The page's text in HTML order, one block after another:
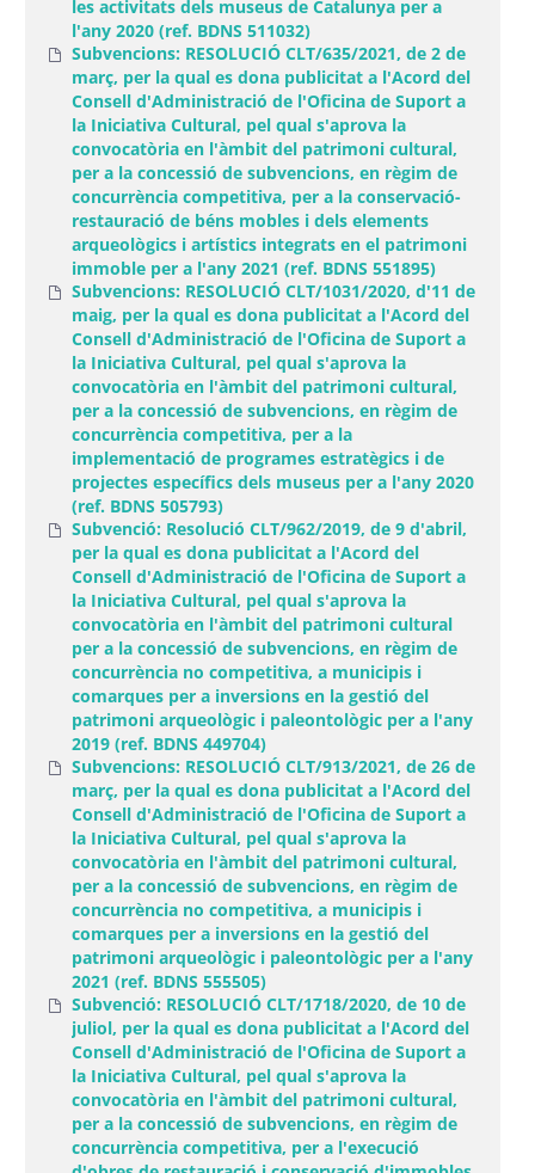
les activitats dels museus de Catalunya per a
l'any 2020 (ref. BDNS 511032)
Subvencions: RESOLUCIÓ CLT/635/2021, de 2 de
març, per la qual es dona publicitat a l'Acord del
Consell d'Administració de l'Oficina de Suport a
la Iniciativa Cultural, pel qual s'aprova la
convocatòria en l'àmbit del patrimoni cultural,
per a la concessió de subvencions, en règim de
concurrència competitiva, per a la conservació-
restauració de béns mobles i dels elements
arqueològics i artístics integrats en el patrimoni
immoble per a l'any 2021 (ref. BDNS 551895)
Subvencions: RESOLUCIÓ CLT/1031/2020, d'11 de
maig, per la qual es dona publicitat a l'Acord del
Consell d'Administració de l'Oficina de Suport a
la Iniciativa Cultural, pel qual s'aprova la
convocatòria en l'àmbit del patrimoni cultural,
per a la concessió de subvencions, en règim de
concurrència competitiva, per a la
implementació de programes estratègics i de
projectes específics dels museus per a l'any 2020
(ref. BDNS 505793)
Subvenció: Resolució CLT/962/2019, de 9 d'abril,
per la qual es dona publicitat a l'Acord del
Consell d'Administració de l'Oficina de Suport a
la Iniciativa Cultural, pel qual s'aprova la
convocatòria en l'àmbit del patrimoni cultural
per a la concessió de subvencions, en règim de
concurrència no competitiva, a municipis i
comarques per a inversions en la gestió del
patrimoni arqueològic i paleontològic per a l'any
2019 (ref. BDNS 449704)
Subvencions: RESOLUCIÓ CLT/913/2021, de 26 de
març, per la qual es dona publicitat a l'Acord del
Consell d'Administració de l'Oficina de Suport a
la Iniciativa Cultural, pel qual s'aprova la
convocatòria en l'àmbit del patrimoni cultural,
per a la concessió de subvencions, en règim de
concurrència no competitiva, a municipis i
comarques per a inversions en la gestió del
patrimoni arqueològic i paleontològic per a l'any
2021 (ref. BDNS 555505)
Subvenció: RESOLUCIÓ CLT/1718/2020, de 10 de
juliol, per la qual es dona publicitat a l'Acord del
Consell d'Administració de l'Oficina de Suport a
la Iniciativa Cultural, pel qual s'aprova la
convocatòria en l'àmbit del patrimoni cultural,
per a la concessió de subvencions, en règim de
concurrència competitiva, per a l'execució